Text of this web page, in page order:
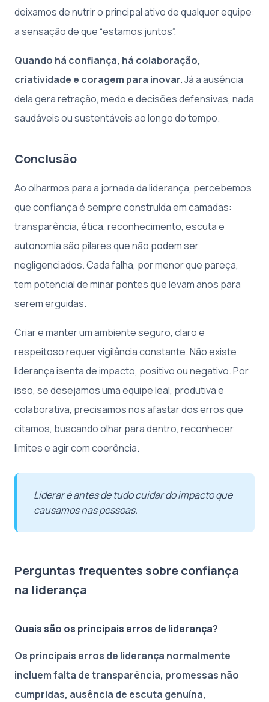
deixamos de nutrir o principal ativo de qualquer equipe:
a sensação de que “estamos juntos”.
Quando há confiança, há colaboração,
criatividade e coragem para inovar.Já a ausência
dela gera retração, medo e decisões defensivas, nada
saudáveis ou sustentáveis ao longo do tempo.
Conclusão
Ao olharmos para a jornada da liderança, percebemos
que confiança é sempre construída em camadas:
transparência, ética, reconhecimento, escuta e
autonomia são pilares que não podem ser
negligenciados. Cada falha, por menor que pareça,
tem potencial de minar pontes que levam anos para
serem erguidas.
Criar e manter um ambiente seguro, claro e
respeitoso requer vigilância constante. Não existe
liderança isenta de impacto, positivo ou negativo. Por
isso, se desejamos uma equipe leal, produtiva e
colaborativa, precisamos nos afastar dos erros que
citamos, buscando olhar para dentro, reconhecer
limites e agir com coerência.
Liderar é antes de tudo cuidar do impacto que
causamos nas pessoas.
Perguntas frequentes sobre confiança
na liderança
Quais são os principais erros de liderança?
Os principais erros de liderança normalmente
incluem falta de transparência, promessas não
cumpridas, ausência de escuta genuína,